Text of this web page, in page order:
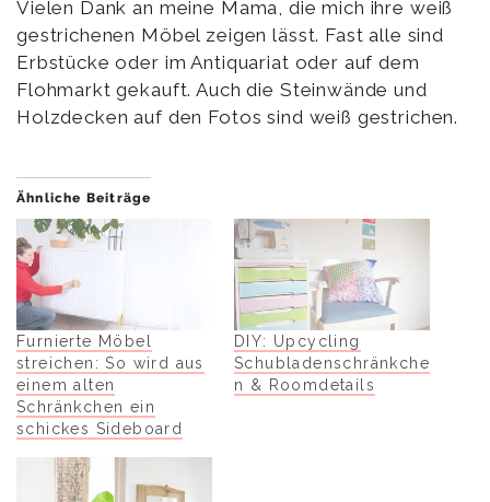
Vielen Dank an meine Mama, die mich ihre weiß
gestrichenen Möbel zeigen lässt. Fast alle sind
Erbstücke oder im Antiquariat oder auf dem
Flohmarkt gekauft. Auch die Steinwände und
Holzdecken auf den Fotos sind weiß gestrichen.
Ähnliche Beiträge
Furnierte Möbel
streichen: So wird aus
einem alten
Schränkchen ein
schickes Sideboard
DIY: Upcycling
Schubladenschränkche
n & Roomdetails